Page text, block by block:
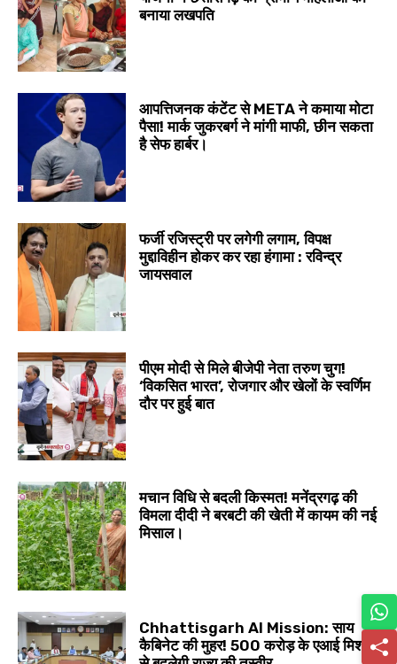
बनाया लखपति
आपत्तिजनक कंटेंट से META ने कमाया मोटा
पैसा! मार्क जुकरबर्ग ने मांगी माफी, छीन सकता
है सेफ हार्बर।
फर्जी रजिस्ट्री पर लगेगी लगाम, विपक्ष
मुद्दाविहीन होकर कर रहा हंगामा : रविन्द्र
जायसवाल
पीएम मोदी से मिले बीजेपी नेता तरुण चुग!
‘विकसित भारत’, रोजगार और खेलों के स्वर्णिम
दौर पर हुई बात
मचान विधि से बदली किस्मत! मनेंद्रगढ़ की
विमला दीदी ने बरबटी की खेती में कायम की नई
मिसाल।
Chhattisgarh AI Mission: साय
कैबिनेट की मुहर! 500 करोड़ के एआई मिशन